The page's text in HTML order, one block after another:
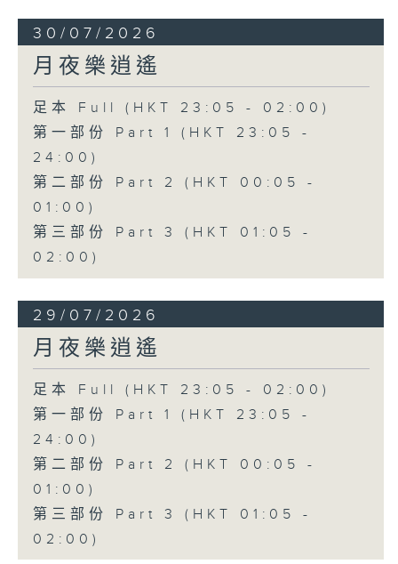
30/07/2026
月夜樂逍遙
足本 Full (HKT 23:05 - 02:00)
第一部份 Part 1 (HKT 23:05 -
24:00)
第二部份 Part 2 (HKT 00:05 -
01:00)
第三部份 Part 3 (HKT 01:05 -
02:00)
29/07/2026
月夜樂逍遙
足本 Full (HKT 23:05 - 02:00)
第一部份 Part 1 (HKT 23:05 -
24:00)
第二部份 Part 2 (HKT 00:05 -
01:00)
第三部份 Part 3 (HKT 01:05 -
02:00)